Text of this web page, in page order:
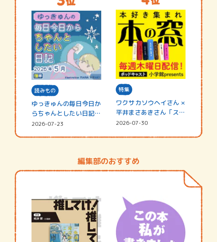
読みもの
ゆっきゅんの毎日今日か
らちゃんとしたい日記
☆202…
2026-07-23
特集
ワクサカソウヘイさん ×
平井まさあきさん「スペ
シャ…
2026-07-30
編集部のおすすめ